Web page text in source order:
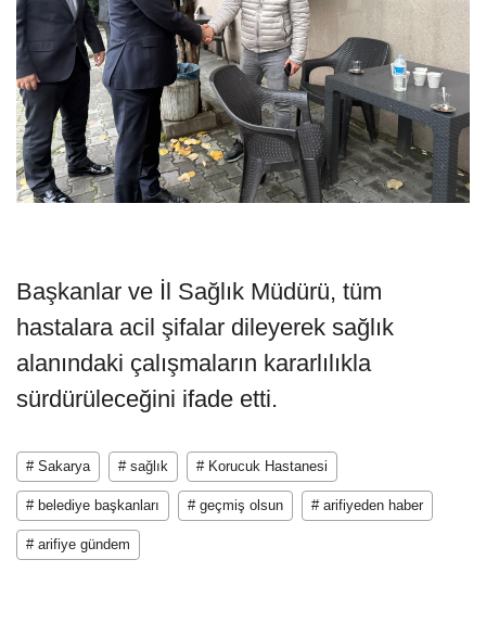
Başkanlar ve İl Sağlık Müdürü, tüm
hastalara acil şifalar dileyerek sağlık
alanındaki çalışmaların kararlılıkla
sürdürüleceğini ifade etti.
# Sakarya # sağlık # Korucuk Hastanesi
# belediye başkanları # geçmiş olsun # arifiyeden haber
# arifiye gündem